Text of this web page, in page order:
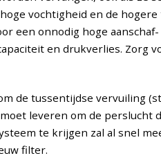
vochtigheid en de
een onnodig hoge
en drukverlies. Zorg
de tussentijdse vervuiling
leveren om de perslucht
te krijgen zal al snel
filter.